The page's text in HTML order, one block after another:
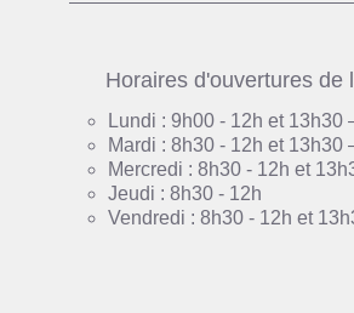
Horaires d'ouvertures de
Lundi : 9h00 - 12h et 13h30
Mardi : 8h30 - 12h et 13h30
Mercredi : 8h30 - 12h et
Jeudi : 8h30 - 12h
Vendredi : 8h30 - 12h et